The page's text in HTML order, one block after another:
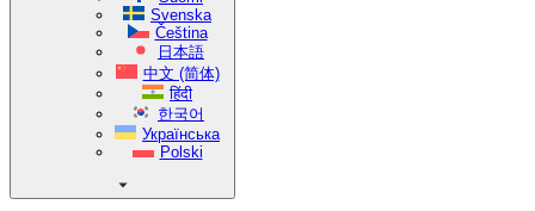
Svenska
Čeština
日本語
中文 (简体)
हिंदी
한국어
Українська
Polski